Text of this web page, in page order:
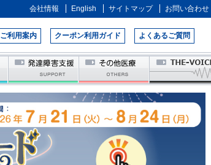
会社情報 English サイトマップ お問い合わせ
ご利用案内 クーポン利用ガイド よくあるご質問